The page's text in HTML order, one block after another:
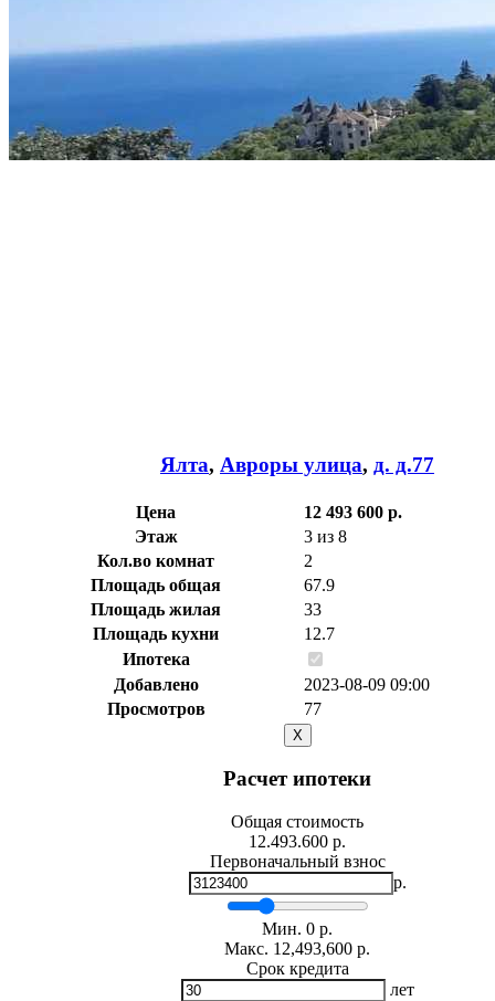
Ялта, Авроры улица, д. д.77
Цена
12 493 600 р.
Этаж
3 из 8
Кол.во комнат
2
Площадь общая
67.9
Площадь жилая
33
Площадь кухни
12.7
Ипотека
Добавлено
2023-08-09 09:00
Просмотров
77
X
Расчет ипотеки
Общая стоимость
12.493.600 р.
Первоначальный взнос
р.
Мин. 0 р.
Макс. 12,493,600 р.
Срок кредита
лет